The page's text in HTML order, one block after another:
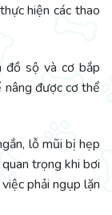
hiện các thao
đồ sộ và cơ bắp
được cơ thể
lỗ mũi bị hẹp
trọng khi bơi
phải ngụp lặn